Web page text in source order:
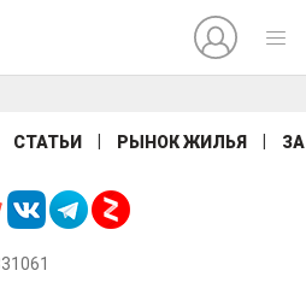
СТАТЬИ РЫНОК ЖИЛЬЯ